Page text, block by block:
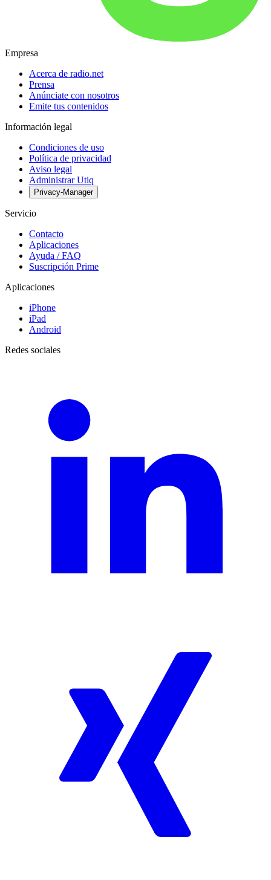
Empresa
Acerca de radio.net
Prensa
Anúnciate con nosotros
Emite tus contenidos
Información legal
Condiciones de uso
Política de privacidad
Aviso legal
Administrar Utiq
Privacy-Manager
Servicio
Contacto
Aplicaciones
Ayuda / FAQ
Suscripción Prime
Aplicaciones
iPhone
iPad
Android
Redes sociales